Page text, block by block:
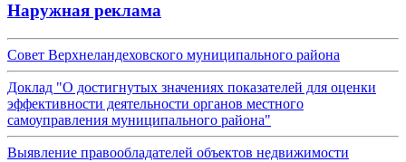
Наружная реклама
Совет Верхнеландеховского муниципального района
Доклад "О достигнутых значениях показателей для оценки
эффективности деятельности органов местного
самоуправления муниципального района"
Выявление правообладателей объектов недвижимости